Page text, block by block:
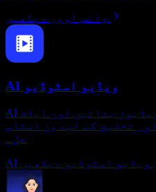
وائس اوور دیکھیں
AI ویڈیو اسٹوڈیو
AI ٹولز سے خودکار مکمل ویڈیوز بنائیں اور ایڈٹ
تخلیق کے لیے ون اسٹاپ
حل۔
AI ویڈیو اسٹوڈیو دیکھیں